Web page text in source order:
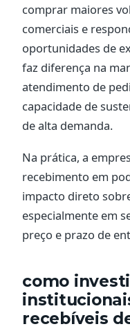
comprar maiores
comerciais e
oportunidades de
faz diferença na
atendimento de
capacidade de
de alta demanda.
Na prática, a
recebimento em
impacto direto
especialmente em
preço e prazo de
como
recebíveis